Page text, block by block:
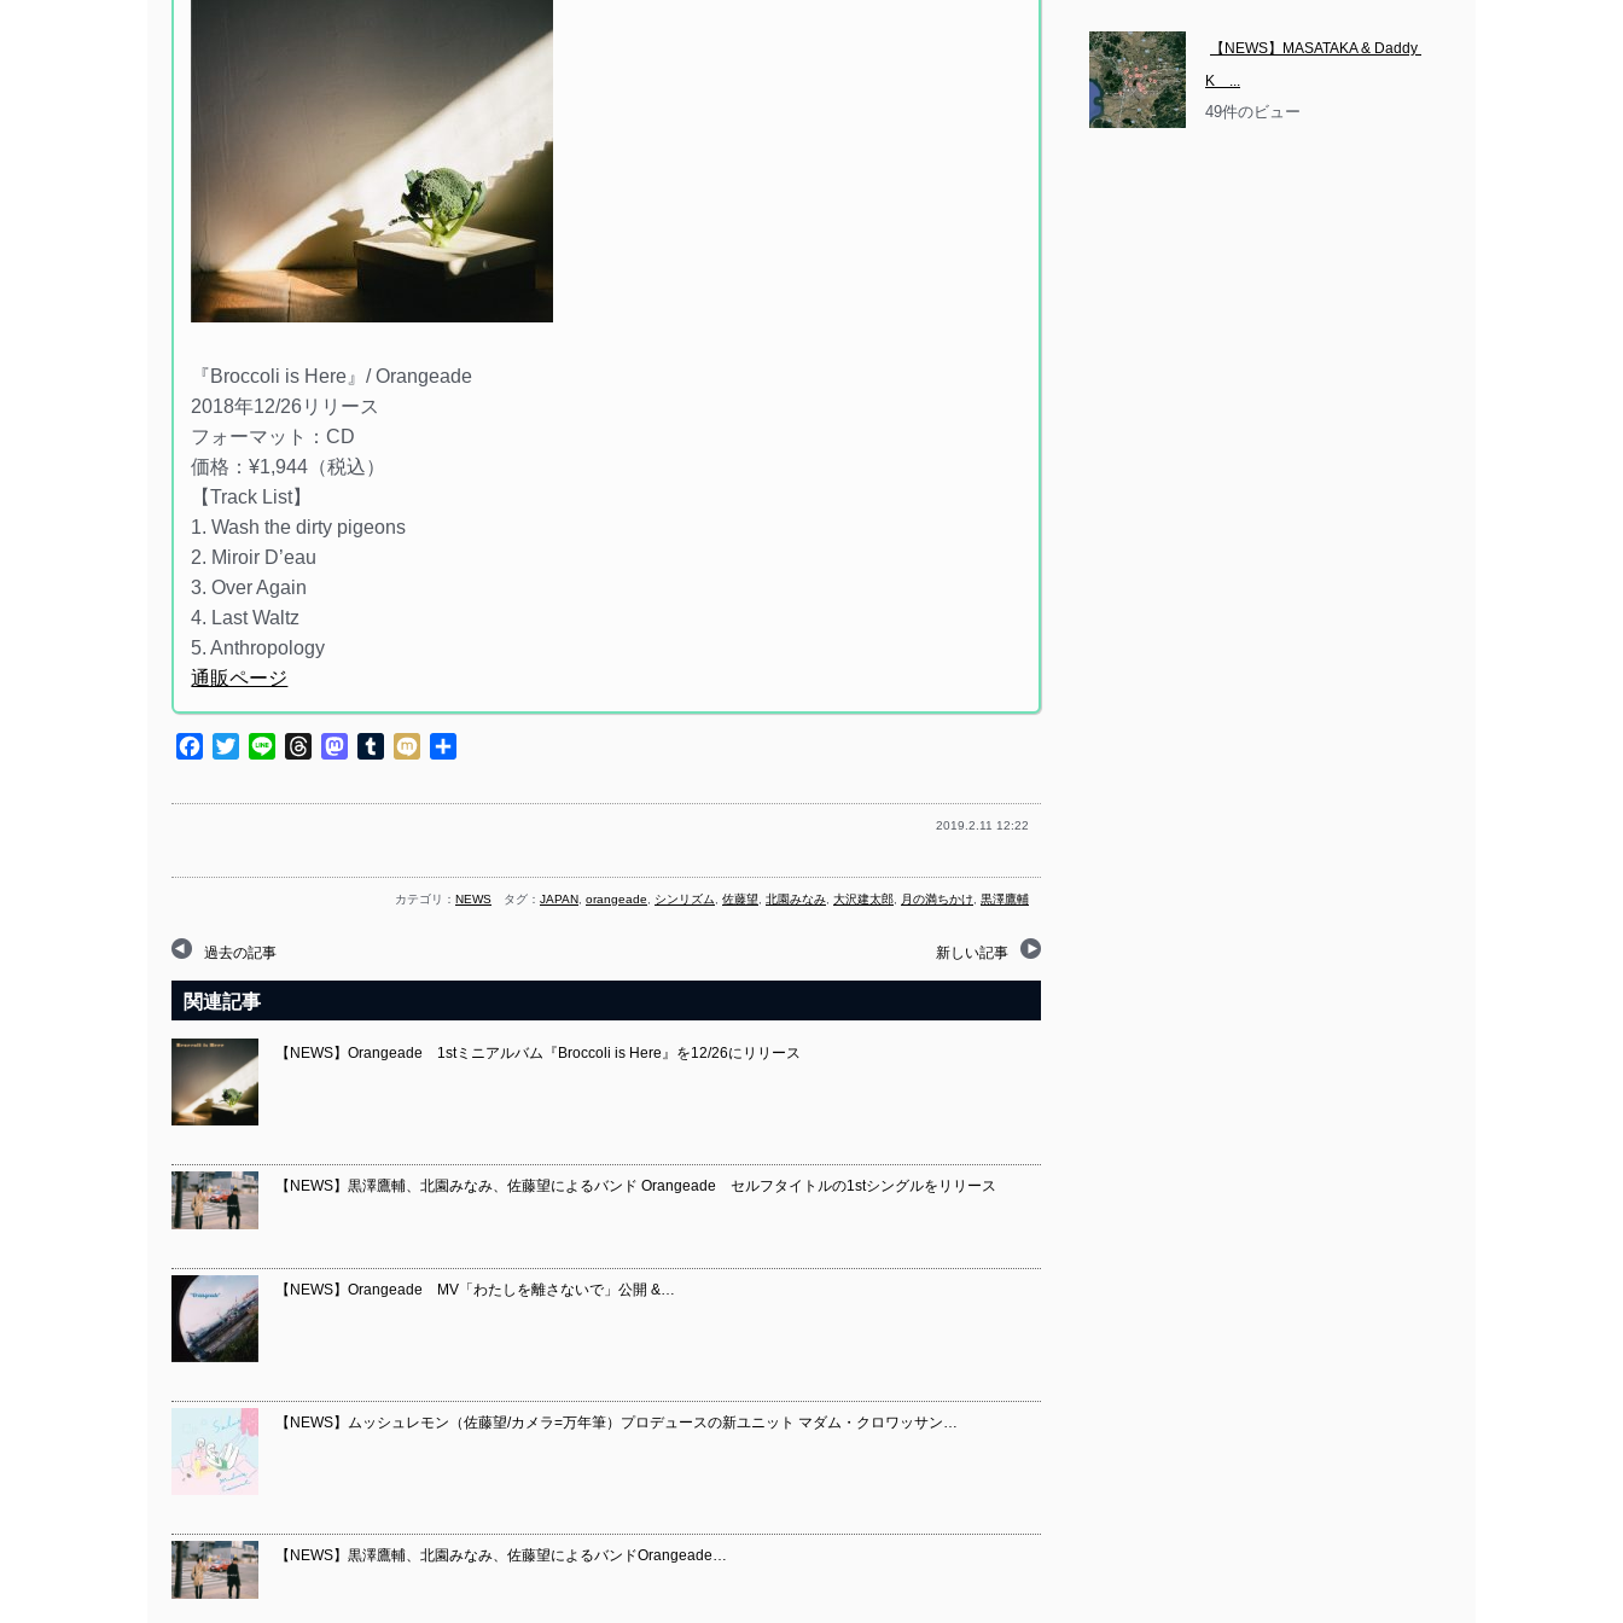
『Broccoli is Here』/ Orangeade
2018年12/26リリース
フォーマット：CD
価格：¥1,944（税込）
【Track List】
1. Wash the dirty pigeons
2. Miroir D’eau
3. Over Again
4. Last Waltz
5. Anthropology
通販ページ
Facebook
TwitterLine ThreadsMastodon
TumblrMixi
2019.2.11 12:22
カテゴリ： NEWS タグ： JAPAN orangeade シンリズム 佐藤望 北園みなみ 大沢建太郎 月の満ちかけ 黒澤鷹輔
過去の記事 新しい記事
関連記事
【NEWS】Orangeade 1stミニアルバム『Broccoli is Here』を12/26にリリース
【NEWS】黒澤鷹輔、北園みなみ、佐藤望によるバンド Orangeade セルフタイトルの1stシングルをリリース
【NEWS】Orangeade MV「わたしを離さないで」公開 &…
【NEWS】ムッシュレモン（佐藤望/カメラ=万年筆）プロデュースの新ユニット マダム・クロワッサン…
【NEWS】黒澤鷹輔、北園みなみ、佐藤望によるバンドOrangeade…
【NEWS】MASATAKA & Daddy
K　...
49件のビュー